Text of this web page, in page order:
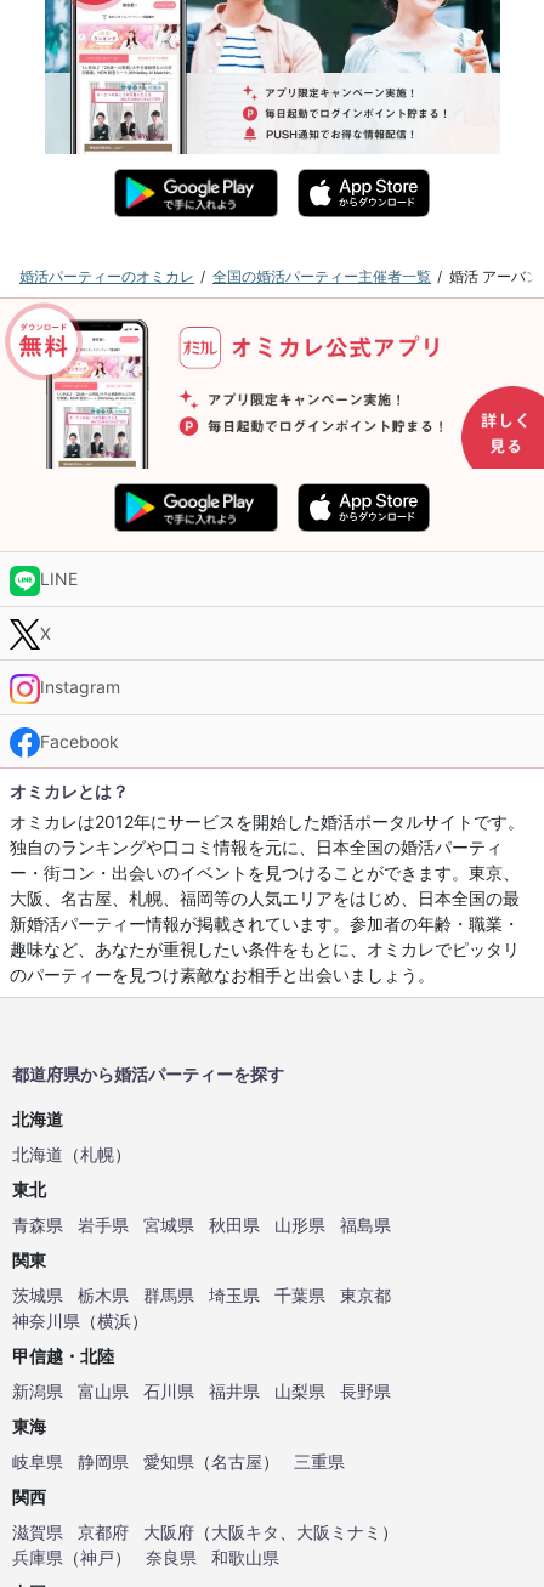
婚活パーティーのオミカレ 全国の婚活パーティー主催者一覧 婚活 アーバ
LINE
X
Instagram
Facebook
オミカレとは？
オミカレは2012年にサービスを開始した婚活ポータルサイトです。
独自のランキングや口コミ情報を元に、日本全国の婚活パーティ
ー・街コン・出会いのイベントを見つけることができます。東京、
大阪、名古屋、札幌、福岡等の人気エリアをはじめ、日本全国の最
新婚活パーティー情報が掲載されています。参加者の年齢・職業・
趣味など、あなたが重視したい条件をもとに、オミカレでピッタリ
のパーティーを見つけ素敵なお相手と出会いましょう。
都道府県から婚活パーティーを探す
北海道
北海道 （札幌）
東北
青森県
岩手県 宮城県 秋田県 山形県
福島県
関東
茨城県
栃木県 群馬県 埼玉県 千葉県
東京都
神奈川県 （横浜）
甲信越・北陸
新潟県
富山県 石川県 福井県 山梨県
長野県
東海
岐阜県
静岡県 愛知県 （名古屋）
三重県
関西
滋賀県
京都府 大阪府 （大阪キタ、 大阪ミナミ ）
兵庫県 （神戸） 奈良県
和歌山県